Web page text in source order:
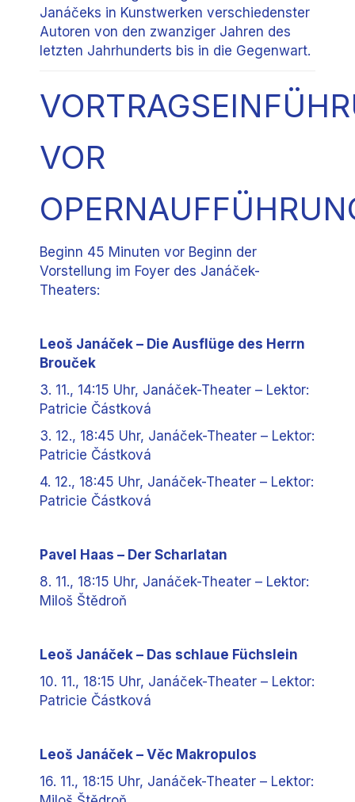
Janáčeks in Kunstwerken verschiedenster
Autoren von den zwanziger Jahren des
letzten Jahrhunderts bis in die Gegenwart.
VOR
Beginn 45 Minuten vor Beginn der
Vorstellung im Foyer des Janáček-
Theaters:
Leoš Janáček – Die Ausflüge des Herrn
Brouček
3. 11., 14:15 Uhr, Janáček-Theater – Lektor:
Patricie Částková
3. 12., 18:45 Uhr, Janáček-Theater – Lektor:
Patricie Částková
4. 12., 18:45 Uhr, Janáček-Theater – Lektor:
Patricie Částková
Pavel Haas – Der Scharlatan
8. 11., 18:15 Uhr, Janáček-Theater – Lektor:
Miloš Štědroň
Leoš Janáček – Das schlaue Füchslein
10. 11., 18:15 Uhr, Janáček-Theater – Lektor:
Patricie Částková
Leoš Janáček – Věc Makropulos
16. 11., 18:15 Uhr, Janáček-Theater – Lektor: